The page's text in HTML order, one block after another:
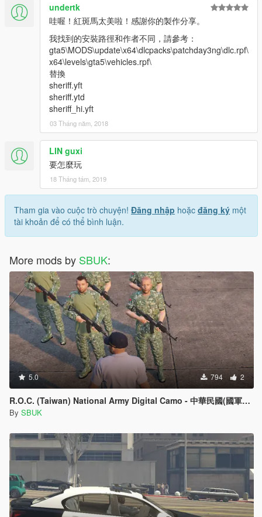
undertk
哇喔！紅斑馬太美啦！感謝你的製作分享。
我找到的安裝路徑和作者不同，請參考：
gta5\MODS\update\x64\dlcpacks\patchday3ng\dlc.rpf\
x64\levels\gta5\vehicles.rpf\
替換
sheriff.yft
sheriff.ytd
sheriff_hi.yft
03 Tháng năm, 2018
LIN guxi
要怎麼玩
18 Tháng tám, 2019
Tham gia vào cuộc trò chuyện! Đăng nhập hoặc đăng ký một
tài khoản để có thể bình luận.
More mods by SBUK:
5.0 794 2
R.O.C. (Taiwan) National Army Digital Camo - 中華民國(國軍特戰)台灣新版數位迷彩
By SBUK